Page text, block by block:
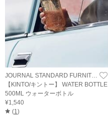
【KINTO/キントー】 WATER BOTTLE
500ML ウォーターボトル
¥1,540
(1 )